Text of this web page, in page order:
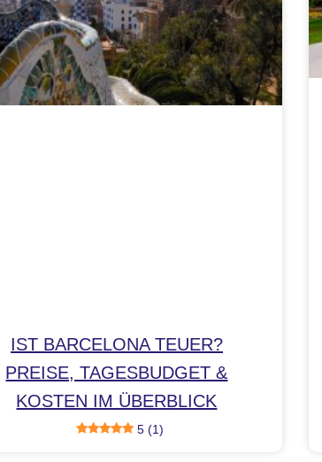
IST BARCELONA TEUER?
PREISE, TAGESBUDGET &
KOSTEN IM ÜBERBLICK
5 (1)